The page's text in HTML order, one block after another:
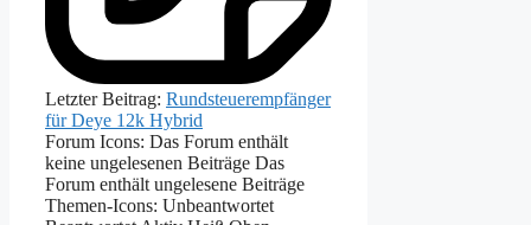
Letzter Beitrag: Rundsteuerempfänger
für Deye 12k Hybrid
Forum Icons: Das Forum enthält
keine ungelesenen Beiträge Das
Forum enthält ungelesene Beiträge
Themen-Icons: Unbeantwortet